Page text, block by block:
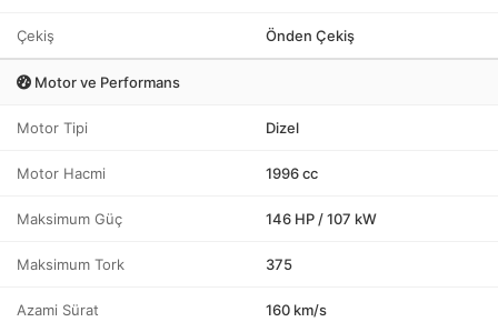
Çekiş Önden Çekiş
Motor ve Performans
Motor Tipi Dizel
Motor Hacmi 1996 cc
Maksimum Güç 146 HP / 107 kW
Maksimum Tork 375
Azami Sürat 160 km/s